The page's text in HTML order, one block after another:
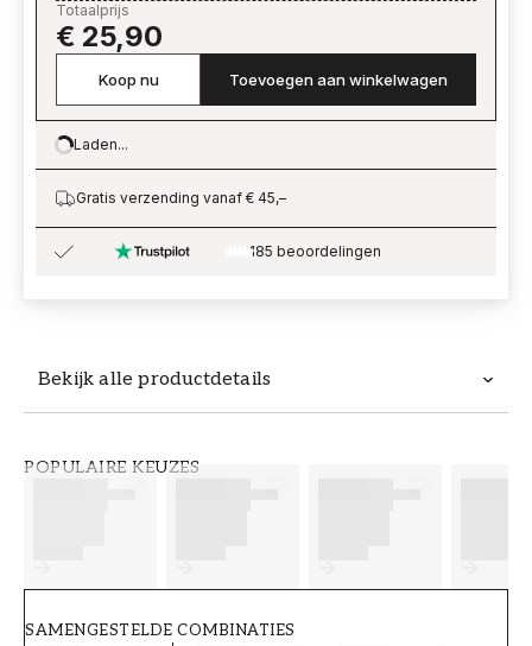
Bekijk alle productdetails
POPULAIRE KEUZES
SAMENGESTELDE COMBINATIES
Totaalprijs
€ 25,90
Koop nu Toevoegen aan winkelwagen
Loading…
Laden...
Gratis verzending vanaf € 45,–
185 beoordelingen